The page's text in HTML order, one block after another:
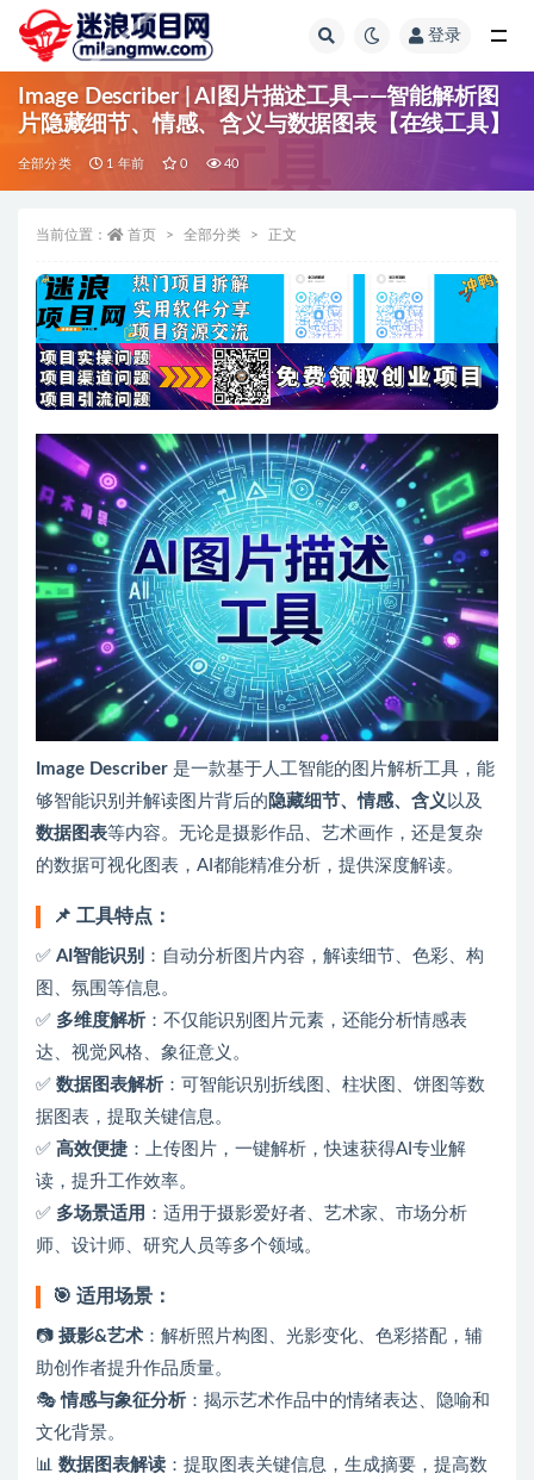
登录
Image Describer | AI图片描述工具——智能解析图
片隐藏细节、情感、含义与数据图表【在线工具】
全部分类 1 年前 0 40
当前位置： 首页 全部分类 正文
Image Describer 是一款基于人工智能的图片解析工具，能
够智能识别并解读图片背后的 隐藏细节、情感、含义 以及
数据图表等内容。无论是摄影作品、艺术画作，还是复杂
的数据可视化图表，AI都能精准分析，提供深度解读。
📌 工具特点：
✅ AI智能识别 ：自动分析图片内容，解读细节、色彩、构
图、氛围等信息。
✅ 多维度解析 ：不仅能识别图片元素，还能分析情感表
达、视觉风格、象征意义。
✅ 数据图表解析 ：可智能识别折线图、柱状图、饼图等数
据图表，提取关键信息。
✅ 高效便捷 ：上传图片，一键解析，快速获得AI专业解
读，提升工作效率。
✅ 多场景适用 ：适用于摄影爱好者、艺术家、市场分析
师、设计师、研究人员等多个领域。
🎯 适用场景：
📷 摄影&艺术 ：解析照片构图、光影变化、色彩搭配，辅
助创作者提升作品质量。
🎭情感与象征分析 ：揭示艺术作品中的情绪表达、隐喻和
文化背景。
📊 数据图表解读 ：提取图表关键信息，生成摘要，提高数
全部